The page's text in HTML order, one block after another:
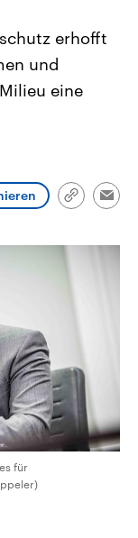
Beiträge,
und
erhofft
und
eine
Link
für